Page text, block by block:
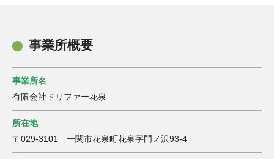
事業所概要
事業所名
有限会社ドリファー花泉
所在地
〒029-3101 一関市花泉町花泉字門ノ沢93-4